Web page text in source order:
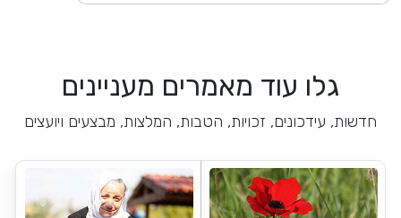
גלו עוד מאמרים מעניינים
חדשות, עידכונים, זכויות, הטבות, המלצות, מבצעים ויועצים